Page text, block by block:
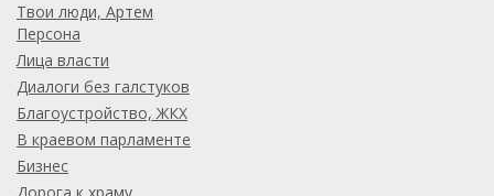
Твои люди, Артем
Персона
Лица власти
Диалоги без галстуков
Благоустройство, ЖКХ
В краевом парламенте
Бизнес